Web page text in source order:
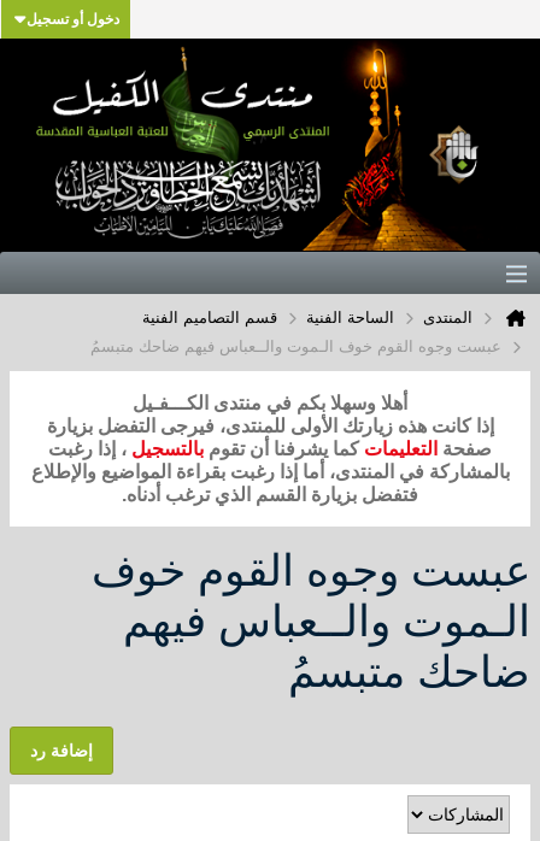
دخول أو تسجيل
المنتدى الساحة الفنية
قسم التصاميم الفنية
عبست وجوه القوم خوف الـموت والــعباس فيهم ضاحك متبسمُ
أهلا وسهلا بكم في منتدى الكـــفـيل
إذا كانت هذه زيارتك الأولى للمنتدى، فيرجى التفضل بزيارة
صفحة التعليمات كما يشرفنا أن تقوم بالتسجيل ، إذا رغبت
بالمشاركة في المنتدى، أما إذا رغبت بقراءة المواضيع والإطلاع
فتفضل بزيارة القسم الذي ترغب أدناه.
عبست وجوه القوم خوف
الـموت والــعباس فيهم
ضاحك متبسمُ
إضافة رد